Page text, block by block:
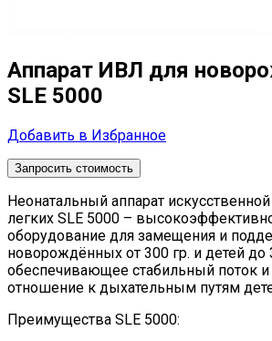
Аппарат ИВЛ для
SLE 5000
Добавить в Избранное
Запросить стоимость
Неонатальный аппарат
легких SLE 5000 –
оборудование для замещения и
новорождённых от 300 гр. и детей до
обеспечивающее стабильный поток
отношение к дыхательным путям
Преимущества SLE 5000: